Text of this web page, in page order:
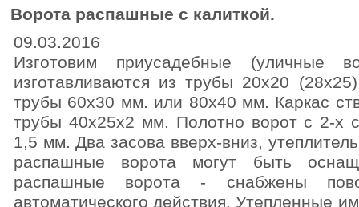
Ворота распашные с калиткой.
09.03.2016
Изготовим приусадебные (уличные
изготавливаются из трубы 20х20
трубы 60х30 мм. или 80х40 мм. Каркас
трубы 40х25х2 мм. Полотно ворот с 2-х
1,5 мм. Два засова вверх-вниз,
распашные ворота могут быть
распашные ворота - снабжены
автоматического действия. Утепленные